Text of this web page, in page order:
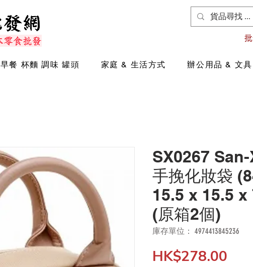
早餐 杯麵 調味 罐頭 家庭 & 生活方式 辦公用品 & 文具
SX0267
手挽化妝袋
15.5 x 15.5 x
(原箱2個)
庫存單位： 4974413845236
HK$278.00